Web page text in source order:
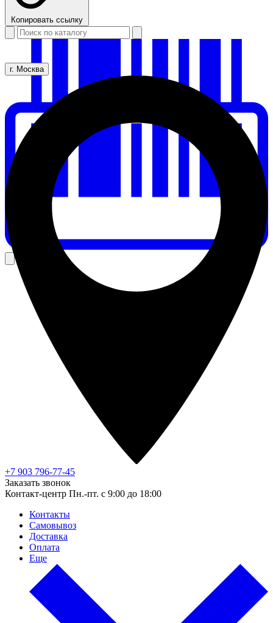
Копировать ссылку
+7 903 796-77-45
Заказать звонок
Контакт-центр Пн.-пт. с 9:00 до 18:00
Контакты
Самовывоз
Доставка
Оплата
Еще